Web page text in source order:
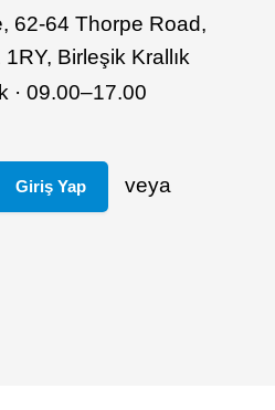
62-64 Thorpe Road,
Birleşik Krallık
· 09.00–17.00
Giriş Yap veya